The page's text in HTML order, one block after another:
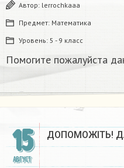
Автор: lerrochkaaa
Предмет: Математика
Уровень: 5 - 9 класс
Помогите пожалуйста
15
АВГУСТ
ДОПОМОЖІТЬ!